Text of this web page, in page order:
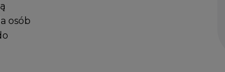
osób